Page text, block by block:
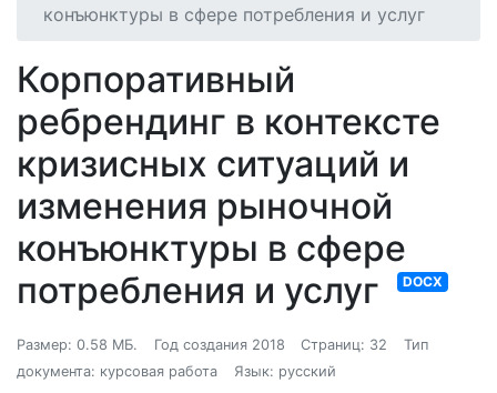
конъюнктуры в сфере потребления и услуг
Корпоративный
ребрендинг в контексте
кризисных ситуаций и
изменения рыночной
конъюнктуры в сфере
потребления и услуг
DOCX
Размер: 0.58 МБ. Год создания 2018 Страниц: 32
Тип
документа: курсовая работа
Язык: русский